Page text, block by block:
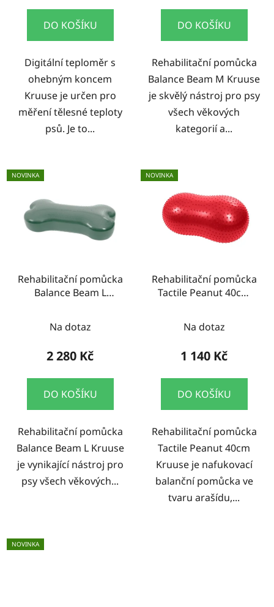
DO KOŠÍKU
Digitální teploměr s
ohebným koncem
Kruuse je určen pro
měření tělesné teploty
psů. Je to...
DO KOŠÍKU
Rehabilitační pomůcka
Balance Beam M Kruuse
je skvělý nástroj pro psy
všech věkových
kategorií a...
NOVINKA
Rehabilitační pomůcka
Balance Beam L
Na dotaz
2 280 Kč
DO KOŠÍKU
Rehabilitační pomůcka
Balance Beam L Kruuse
je vynikající nástroj pro
psy všech věkových...
NOVINKA
Rehabilitační pomůcka
Tactile Peanut 40cm
Na dotaz
1 140 Kč
DO KOŠÍKU
Rehabilitační pomůcka
Tactile Peanut 40cm
Kruuse je nafukovací
balanční pomůcka ve
tvaru arašídu,...
NOVINKA